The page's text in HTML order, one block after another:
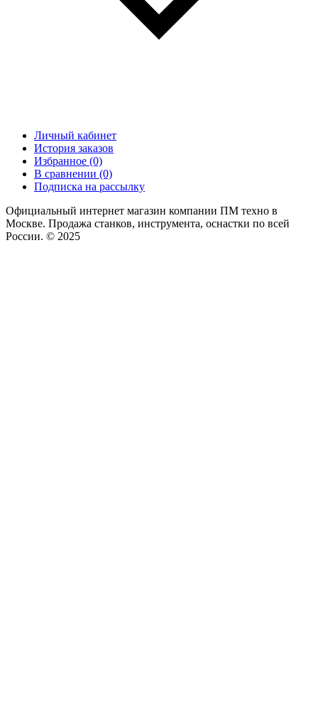
Личный кабинет
История заказов
Избранное (0)
В сравнении (0)
Подписка на рассылку
Официальный интернет магазин компании ПМ техно в
Москве. Продажа станков, инструмента, оснастки по всей
России. © 2025